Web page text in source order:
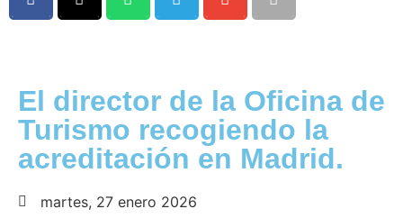
El director de la Oficina de
Turismo recogiendo la
acreditación en Madrid.
martes, 27 enero 2026